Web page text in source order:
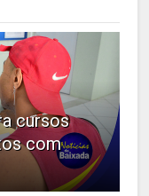
cursos
com